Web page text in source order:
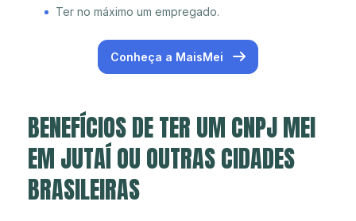
Ter no máximo um empregado.
Conheça a MaisMei
BENEFÍCIOS DE TER UM CNPJ MEI
EM JUTAÍ OU OUTRAS CIDADES
BRASILEIRAS